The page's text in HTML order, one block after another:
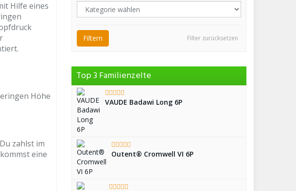
Hilfe eines
Höhe
zahlst im
eine
Filter zurücksetzen
Filtern
Top 3 Familienzelte
VAUDE Badawi Long 6P
Outent® Cromwell VI 6P